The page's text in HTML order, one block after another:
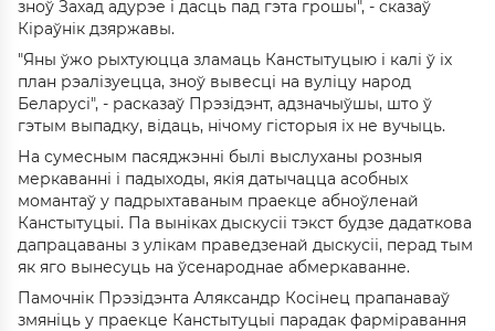
зноў Захад адурэе і дасць пад гэта грошы", - сказаў
Кіраўнік дзяржавы.
"Яны ўжо рыхтуюцца зламаць Канстытуцыю і калі ў іх
план рэалізуецца, зноў вывесці на вуліцу народ
Беларусі", - расказаў Прэзідэнт, адзначыўшы, што ў
гэтым выпадку, відаць, нічому гісторыя іх не вучыць.
На сумесным пасяджэнні былі выслуханы розныя
меркаванні і падыходы, якія датычацца асобных
момантаў у падрыхтаваным праекце абноўленай
Канстытуцыі. Па выніках дыскусіі тэкст будзе дадаткова
дапрацаваны з улікам праведзенай дыскусіі, перад тым
як яго вынесуць на ўсенароднае абмеркаванне.
Памочнік Прэзідэнта Аляксандр Косінец прапанаваў
змяніць у праекце Канстытуцыі парадак фарміравання